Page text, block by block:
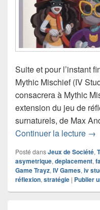
Suite et pour l’instant
Mythic Mischief (IV
consacrera à Mythic
extension du jeu de
surnaturels, de Max
Continuer la lecture →
Posté dansJeux de Société,
asymetrique, deplacement,
Game Trayz, IV Games, iv
réflexion, stratégie | Publier